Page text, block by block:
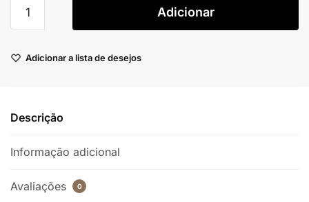
Adicionar
Adicionar a lista de desejos
Descrição
Informação adicional
Avaliações 0